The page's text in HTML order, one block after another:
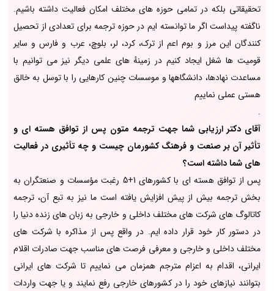
تحقیقاتی بلکه در تمامی حوزه های مختلف امکان فعالیت داشته باشیم.
ناگفته پیداست اگر ما توانسته ایم در حوزه ترجمه برای تعدادی از تحصیل
کنندگان این مرز و بوم اعم از ترک، کرد، لر، بلوچ، عرب و فارس و سایر
قومیت ها شغل ایجاد کنیم در زمینهٔ های علمی دیگر نیز می توانیم با
مساعدت نهادها، دانشگاهها و موسسات چنین کارهایی را با توسل به خالق
هستی عملی نماییم
.
آقای دکتر ارزیابی شما جهت ترجمه متون پس از توافق هسته ای و
تأثیر آن بر صنعت و فرهنگ کشورمان چیست و چه تأثیری در فعالیت
های شما داشته است؟
پس از توافق هسته ای با کشورهای 1+5 رغبت مؤسسات و صنعتگران به
بخش ترجمه بیش از پیش افزایش یافته است ما نیز به تبع آن، ترجمه
کاتالوگ های شرکت های مختلف داخلی و خارجی به زبان های زنده دنیا را
در دستور کار خود قرار داده ایم. در واقع پس از مذاکره با شرکت های
مختلف داخلی و خارجی و معرفی فرصت های مناسب جهت صادرات اقلام
ایرانی، اقدام به اعزام مترجم همزمان می نماییم تا شرکت های ایرانی
بتوانند نیازهای خود را در کشورهای خارجی رفع نمایند و یا جهت واردات